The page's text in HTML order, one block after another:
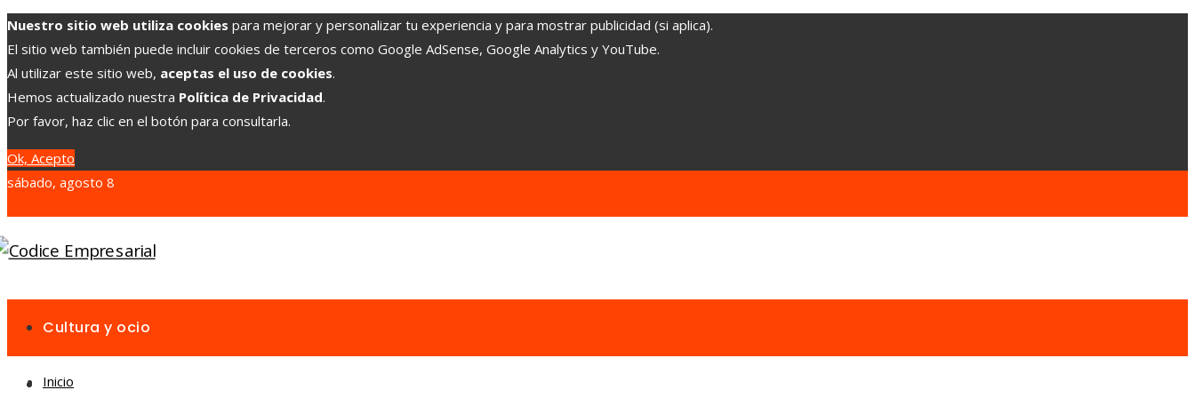
Nuestro sitio web utiliza cookies para mejorar y personalizar tu experiencia y para mostrar publicidad (si aplica).
El sitio web también puede incluir cookies de terceros como Google AdSense, Google Analytics y YouTube.
Al utilizar este sitio web, aceptas el uso de cookies.
Hemos actualizado nuestra Política de Privacidad.
Por favor, haz clic en el botón para consultarla.
Ok, Acepto
sábado, agosto 8
Cultura y ocio
Inversiones y negocios
Inicio